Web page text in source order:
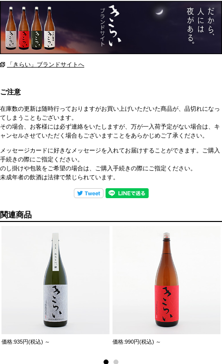
「きらい」ブランドサイトへ
ご注意
在庫数の更新は随時行っておりますがお買い上げいただいた商品が、品切れになっ
てしまうこともございます。
その場合、お客様には必ず連絡をいたしますが、万が一入荷予定がない場合は、キ
ャンセルさせていただく場合もございますことをあらかじめご了承ください。
メッセージカードに好きなメッセージを入れてお届けすることができます。ご購入
手続きの際にご指定ください。
のし掛けや包装をご希望の場合は、ご購入手続きの際にご指定ください。
未成年者の飲酒は法律で禁じられています。
関連商品
価格:935円(税込) ～ 価格:990円(税込) ～